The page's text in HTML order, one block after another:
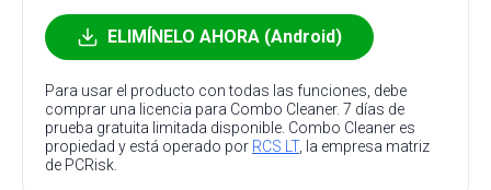
ELIMÍNELO AHORA (Android)
Para usar el producto con todas las funciones, debe
comprar una licencia para Combo Cleaner. 7 días de
prueba gratuita limitada disponible. Combo Cleaner es
propiedad y está operado por RCS LT, la empresa matriz
de PCRisk.